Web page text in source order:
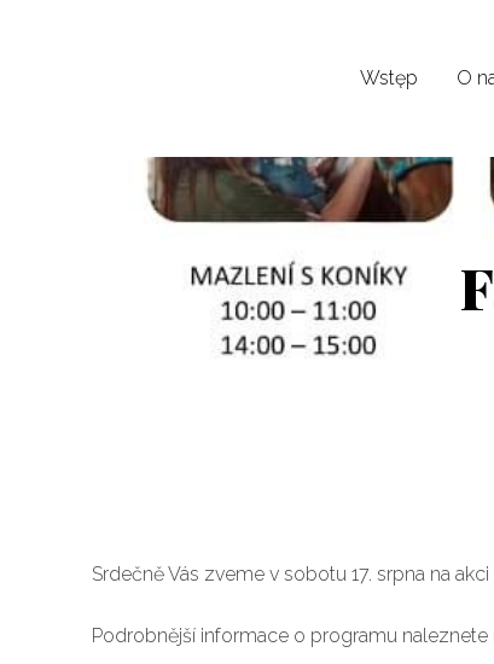
Wstęp O
Srdečně Vás zveme v sobotu 17. srpna na akci
Podrobnější informace o programu naleznete